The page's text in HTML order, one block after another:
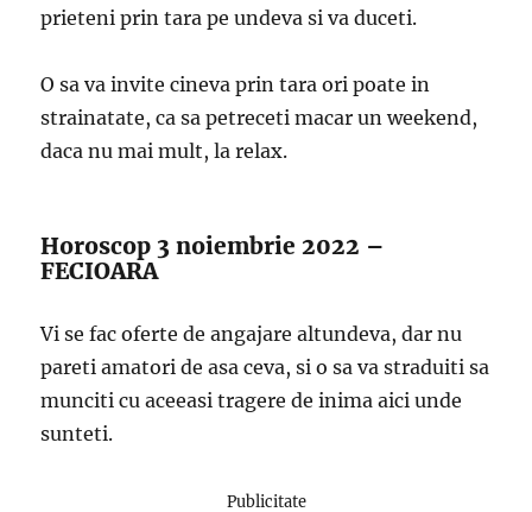
prieteni prin tara pe undeva si va duceti.
O sa va invite cineva prin tara ori poate in
strainatate, ca sa petreceti macar un weekend,
daca nu mai mult, la relax.
Horoscop 3 noiembrie 2022 –
FECIOARA
Vi se fac oferte de angajare altundeva, dar nu
pareti amatori de asa ceva, si o sa va straduiti sa
munciti cu aceeasi tragere de inima aici unde
sunteti.
Publicitate